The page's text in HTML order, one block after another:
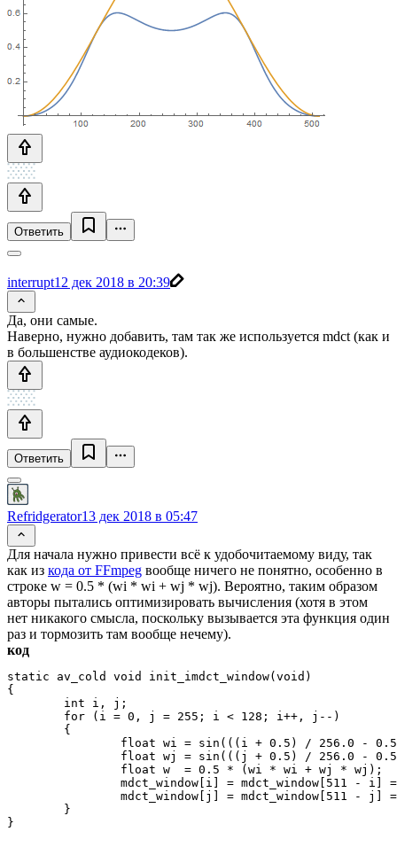
Ответить
interrupt12 дек 2018 в 20:39
Да, они самые.
Наверно, нужно добавить, там так же используется mdct (как и
в большенстве аудиокодеков).
Ответить
Refridgerator13 дек 2018 в 05:47
Для начала нужно привести всё к удобочитаемому виду, так
как из кода от FFmpeg вообще ничего не понятно, особенно в
строке w = 0.5 * (wi * wi + wj * wj). Вероятно, таким образом
авторы пытались оптимизировать вычисления (хотя в этом
нет никакого смысла, поскольку вызывается эта функция один
раз и тормозить там вообще нечему).
код
static av_cold void init_imdct_window(void)
{
}